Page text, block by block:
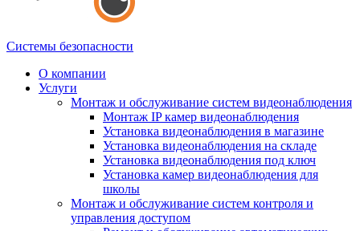
Системы безопасности
О компании
Услуги
Монтаж и обслуживание систем видеонаблюдения
Монтаж IP камер видеонаблюдения
Установка видеонаблюдения в магазине
Установка видеонаблюдения на складе
Установка видеонаблюдения под ключ
Установка камер видеонаблюдения для
школы
Монтаж и обслуживание систем контроля и
управления доступом